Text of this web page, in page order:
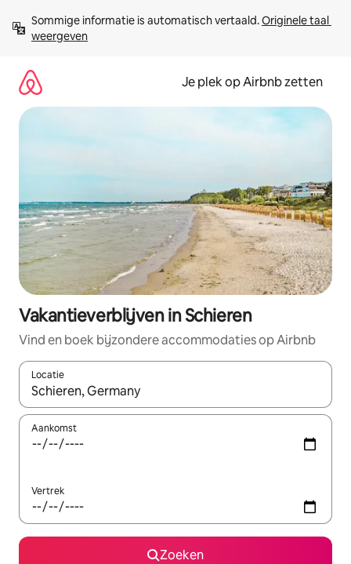
direct
naar
Sommige informatie is automatisch vertaald. Originele taal
weergeven
Je plek op Airbnb zetten
Vakantieverblijven in Schieren
Vind en boek bijzondere accommodaties op Airbnb
Locatie
Wanneer er resultaten beschikbaar zijn, maak je een keuze
Aankomst
Vertrek
Zoeken